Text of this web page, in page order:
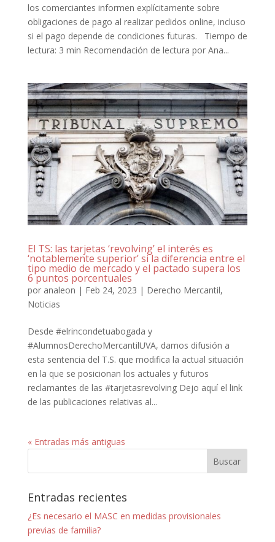
los comerciantes informen explícitamente sobre
obligaciones de pago al realizar pedidos online, incluso
si el pago depende de condiciones futuras. Tiempo de
lectura: 3 min Recomendación de lectura por Ana...
El TS: las tarjetas ‘revolving’ el interés es
‘notablemente superior’ si la diferencia entre el
tipo medio de mercado y el pactado supera los
6 puntos porcentuales
por analeon | Feb 24, 2023 | Derecho Mercantil,
Noticias
Desde #elrincondetuabogada y
#AlumnosDerechoMercantilUVA, damos difusión a
esta sentencia del T.S. que modifica la actual situación
en la que se posicionan los actuales y futuros
reclamantes de las #tarjetasrevolving Dejo aquí el link
de las publicaciones relativas al...
« Entradas más antiguas
Entradas recientes
¿Es necesario el MASC en medidas provisionales
previas de familia?